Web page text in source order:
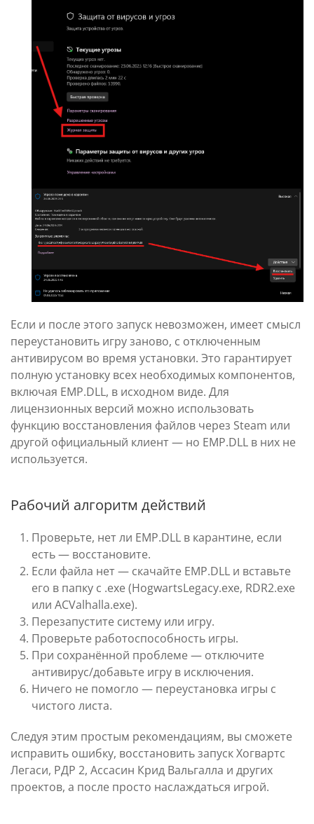
Если и после этого запуск невозможен, имеет смысл
переустановить игру заново, с отключенным
антивирусом во время установки. Это гарантирует
полную установку всех необходимых компонентов,
включая EMP.DLL, в исходном виде. Для
лицензионных версий можно использовать
функцию восстановления файлов через Steam или
другой официальный клиент — но EMP.DLL в них не
используется.
Рабочий алгоритм действий
Проверьте, нет ли EMP.DLL в карантине, если
есть — восстановите.
Если файла нет — скачайте EMP.DLL и вставьте
его в папку с .exe (HogwartsLegacy.exe, RDR2.exe
или ACValhalla.exe).
Перезапустите систему или игру.
Проверьте работоспособность игры.
При сохранённой проблеме — отключите
антивирус/добавьте игру в исключения.
Ничего не помогло — переустановка игры с
чистого листа.
Следуя этим простым рекомендациям, вы сможете
исправить ошибку, восстановить запуск Хогвартс
Легаси, РДР 2, Ассасин Крид Вальгалла и других
проектов, а после просто наслаждаться игрой.